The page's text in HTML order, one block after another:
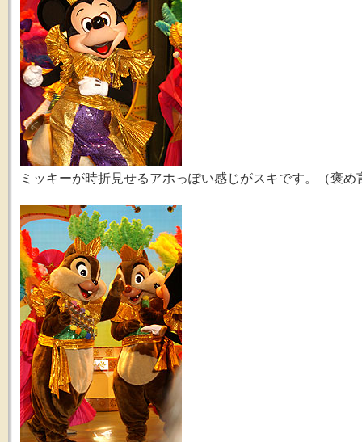
ミッキーが時折見せるアホっぽい感じがスキです。（褒め